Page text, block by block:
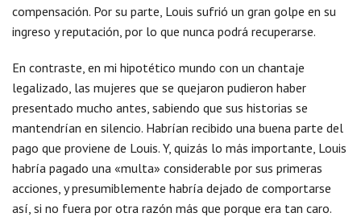
compensación. Por su parte, Louis sufrió un gran golpe en su
ingreso y reputación, por lo que nunca podrá recuperarse.
En contraste, en mi hipotético mundo con un chantaje
legalizado, las mujeres que se quejaron pudieron haber
presentado mucho antes, sabiendo que sus historias se
mantendrían en silencio. Habrían recibido una buena parte del
pago que proviene de Louis. Y, quizás lo más importante, Louis
habría pagado una «multa» considerable por sus primeras
acciones, y presumiblemente habría dejado de comportarse
así, si no fuera por otra razón más que porque era tan caro.